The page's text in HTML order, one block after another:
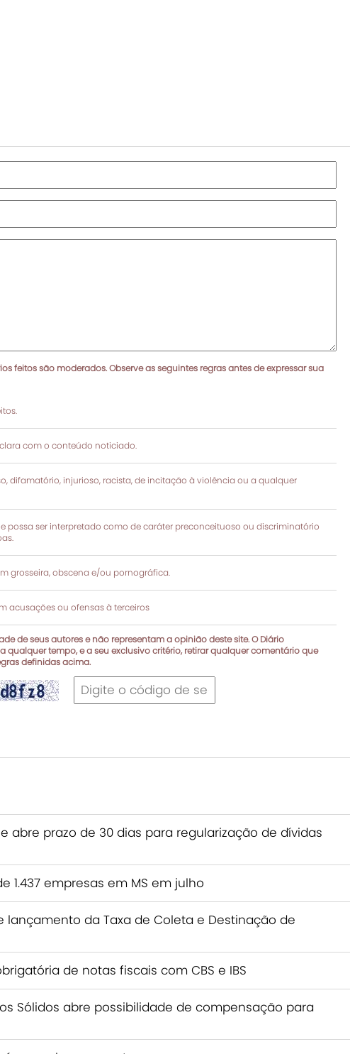
feitos são moderados. Observe as seguintes regras antes de expressar sua
com o conteúdo noticiado.
difamatório, injurioso, racista, de incitação à violência ou a qualquer
possa ser interpretado como de caráter preconceituoso ou discriminatório
grosseira, obscena e/ou pornográfica.
acusações ou ofensas à terceiros
de seus autores e não representam a opinião deste site. O Diário
qualquer tempo, e a seu exclusivo critério, retirar qualquer comentário que
definidas acima.
abre prazo de 30 dias para regularização de dívidas
1.437 empresas em MS em julho
lançamento da Taxa de Coleta e Destinação de
de notas fiscais com CBS e IBS
Sólidos abre possibilidade de compensação para